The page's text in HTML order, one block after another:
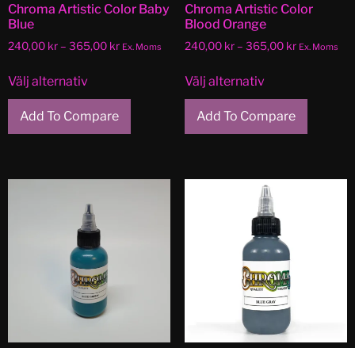
Chroma Artistic Color Baby
Blue
240,00 kr– 365,00 kr Ex. Moms
Välj alternativ
Add To Compare
Chroma Artistic Color
Blood Orange
240,00 kr – 365,00 kr Ex. Moms
Välj alternativ
Add To Compare